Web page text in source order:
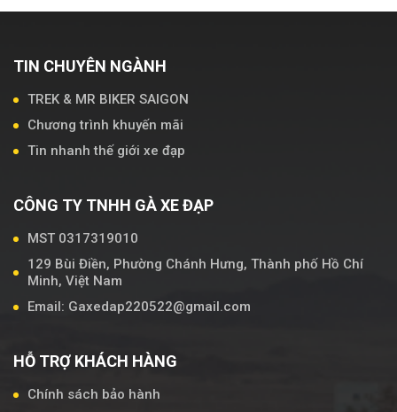
TIN CHUYÊN NGÀNH
TREK & MR BIKER SAIGON
Chương trình khuyến mãi
Tin nhanh thế giới xe đạp
CÔNG TY TNHH GÀ XE ĐẠP
MST 0317319010
129 Bùi Điền, Phường Chánh Hưng, Thành phố Hồ Chí
Minh, Việt Nam
Email: Gaxedap220522@gmail.com
HỖ TRỢ KHÁCH HÀNG
Chính sách bảo hành